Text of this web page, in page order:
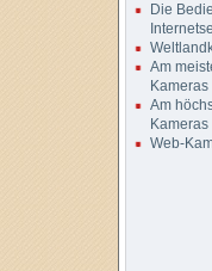
Die
Am
Kameras
Am
Kameras
Web-